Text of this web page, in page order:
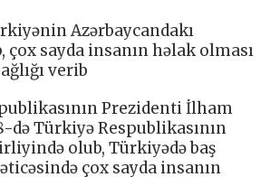
Azərbaycandakı
sayda insanın həlak olması
verib
Prezidenti İlham
də Türkiyə Respublikasının
olub, Türkiyədə baş
çox sayda insanın